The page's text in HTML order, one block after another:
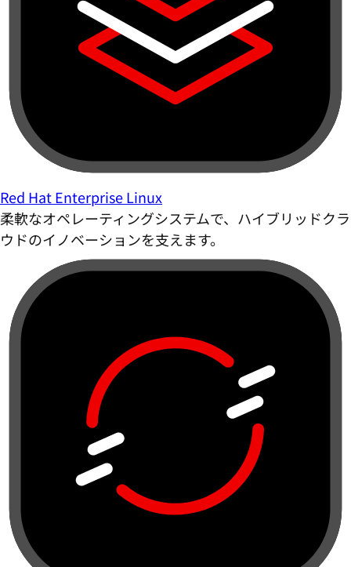
Red Hat Enterprise Linux
柔軟なオペレーティングシステムで、ハイブリッドクラ
ウドのイノベーションを支えます。